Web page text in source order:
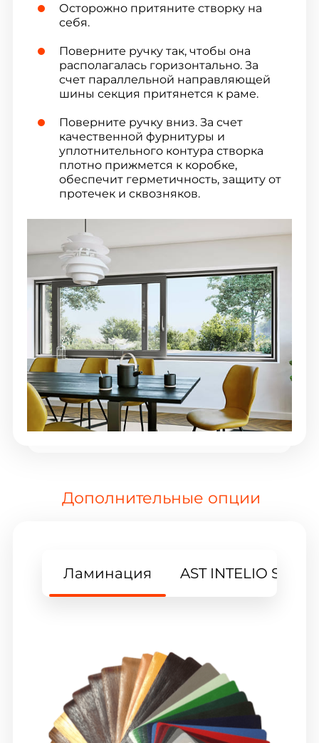
Осторожно притяните створку на
себя.
Поверните ручку так, чтобы она
располагалась горизонтально. За
счет параллельной направляющей
шины секция притянется к раме.
Поверните ручку вниз. За счет
качественной фурнитуры и
уплотнительного контура створка
плотно прижмется к коробке,
обеспечит герметичность, защиту от
протечек и сквозняков.
Дополнительные опции
Ламинация AST INTELIO Slide